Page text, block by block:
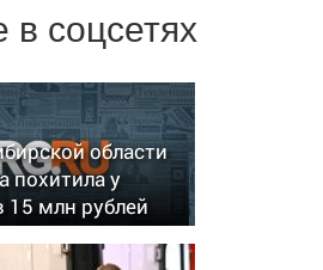
соцсетях
области
похитила у
15 млн рублей